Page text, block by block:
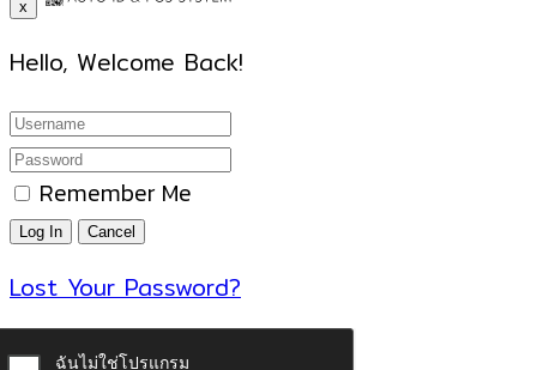
x
Hello, Welcome Back!
Remember Me
Lost Your Password?